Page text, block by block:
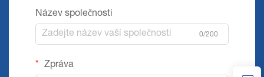
Název společnosti
0/200
Zpráva